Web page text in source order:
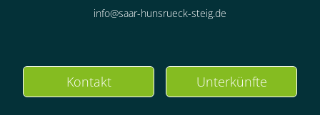
info@saar-hunsrueck-steig.de
Kontakt Unterkünfte